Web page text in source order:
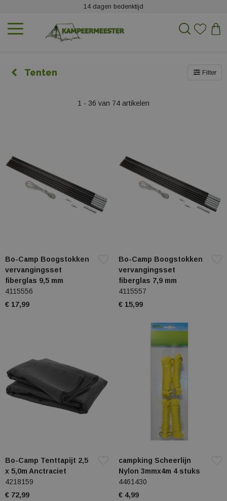
14 dagen bedenktijd
Tenten Filter
1 - 36 van 74 artikelen
Bo-Camp Boogstokken
vervangingsset
fiberglas 9,5 mm
4115556
€ 17,99
Bo-Camp Boogstokken
vervangingsset
fiberglas 7,9 mm
4115557
€ 15,99
Bo-Camp Tenttapijt 2,5
x 5,0m Anctraciet
4218159
€ 72,99
campking Scheerlijn
Nylon 3mmx4m 4 stuks
4461430
€ 4,99